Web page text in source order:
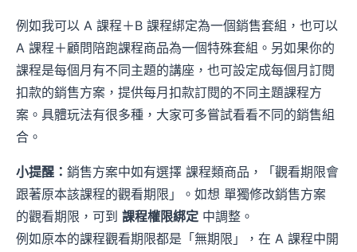
例如我可以 A 課程＋B 課程綁定為一個銷售套組，也可以
A 課程＋顧問陪跑課程商品為一個特殊套組。另如果你的
課程是每個月有不同主題的講座，也可設定成每個月訂閱
扣款的銷售方案，提供每月扣款訂閱的不同主題課程方
案。具體玩法有很多種，大家可多嘗試看看不同的銷售組
合。
小提醒： 銷售方案中如有選擇 課程類商品，「觀看期限會
跟著原本該課程的觀看期限」。如想 單獨修改銷售方案
的觀看期限，可到 課程權限綁定 中調整。
例如原本的課程觀看期限都是「無期限」，在 A 課程中開